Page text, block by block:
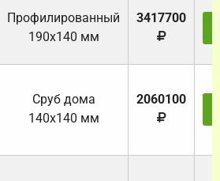
Профилированный
190х140 мм
3417700
Cруб дома
140х140 мм
2060100